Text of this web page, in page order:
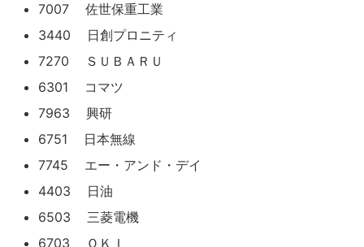
7007 佐世保重工業
3440 日創プロニティ
7270 ＳＵＢＡＲＵ
6301 コマツ
7963 興研
6751 日本無線
7745 エー・アンド・デイ
4403 日油
6503 三菱電機
6703 ＯＫＩ